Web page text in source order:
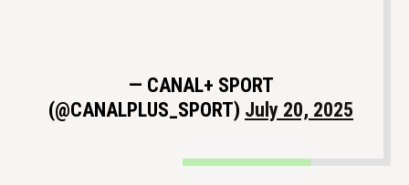
— CANAL+ SPORT
(@CANALPLUS_SPORT) July 20, 2025